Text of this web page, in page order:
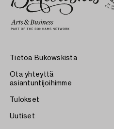
Tietoa Bukowskista
Ota yhteyttä
asiantuntijoihimme
Tulokset
Uutiset